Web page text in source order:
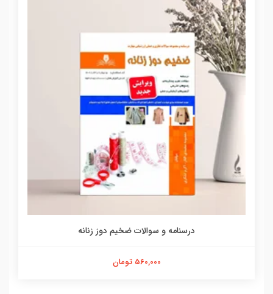
درسنامه و سوالات ضخیم دوز زنانه
560,000 تومان